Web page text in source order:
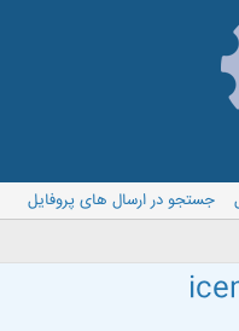
جستجو در ارسال های پروفایل